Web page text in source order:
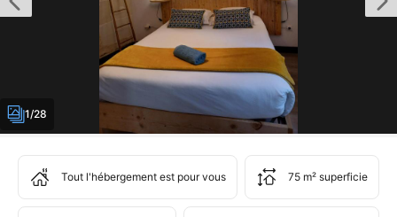
1/28
Tout l'hébergement est pour vous 75 m² superficie